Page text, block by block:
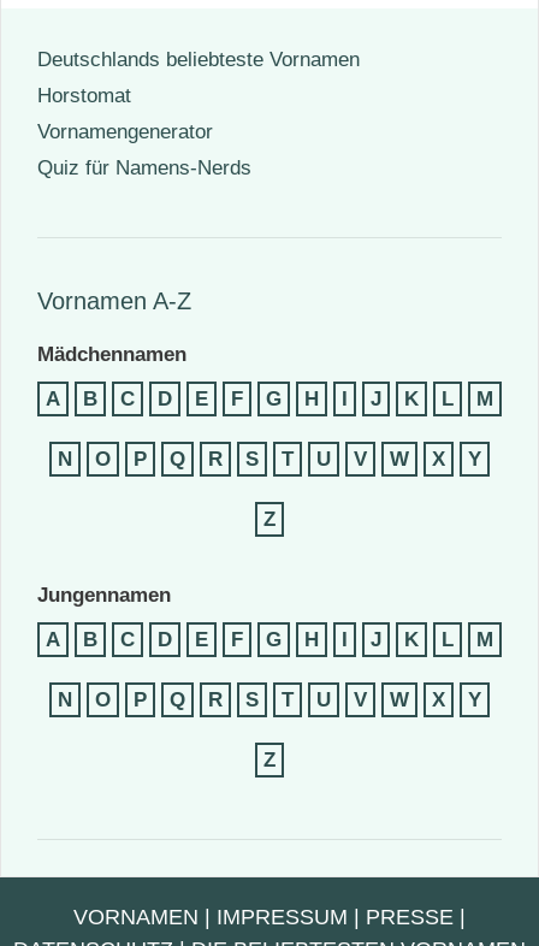
Deutschlands beliebteste Vornamen
Horstomat
Vornamengenerator
Quiz für Namens-Nerds
Vornamen A-Z
Mädchennamen
A
B C D E F G H I J K L M
N O P Q R S T U V W X Y
Z
Jungennamen
A
B C D E F G H I J K L M
N O P Q R S T U V W X Y
Z
VORNAMEN | IMPRESSUM | PRESSE |